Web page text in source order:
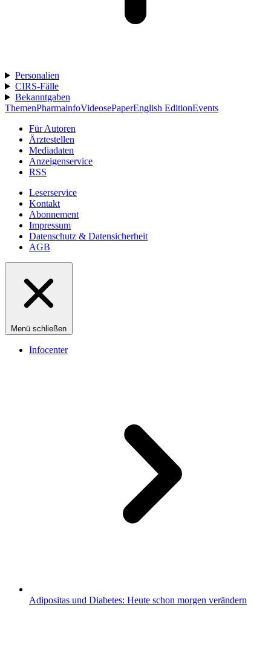
Personalien
CIRS-Fälle
Bekanntgaben
ThemenPharmainfoVideosePaperEnglish EditionEvents
Für Autoren
Ärztestellen
Mediadaten
Anzeigenservice
RSS
Leserservice
Kontakt
Abonnement
Impressum
Datenschutz & Datensicherheit
AGB
Menü schließen
Infocenter
Adipositas und Diabetes: Heute schon morgen verändern